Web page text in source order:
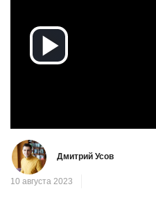
видео
Дмитрий Усов
10 августа 2023